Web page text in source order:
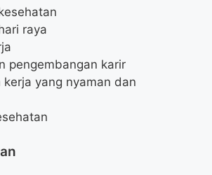
raya
pengembangan karir
kerja yang nyaman dan